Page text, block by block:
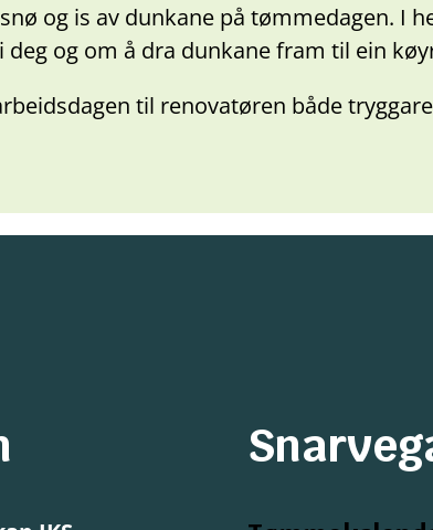
og is av dunkane på tømmedagen. I
og om å dra dunkane fram til ein
til renovatøren både